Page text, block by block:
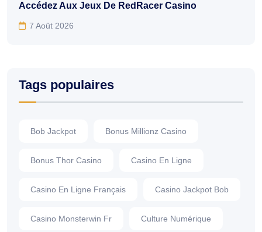
Accédez Aux Jeux De RedRacer Casino
7 Août 2026
Tags populaires
Bob Jackpot Bonus Millionz Casino
Bonus Thor Casino Casino En Ligne
Casino En Ligne Français Casino Jackpot Bob
Casino Monsterwin Fr Culture Numérique